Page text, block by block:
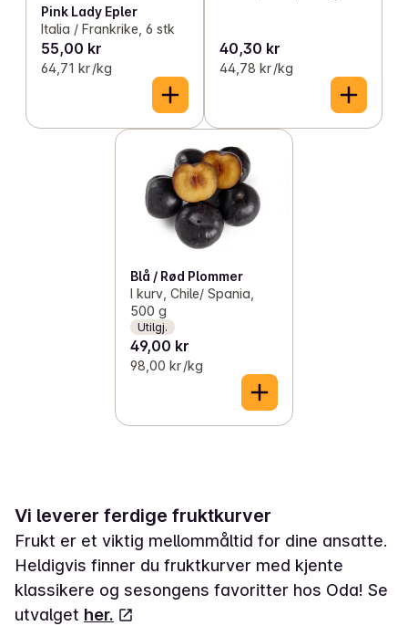
Pink Lady Epler
Italia / Frankrike, 6 stk
55,00 kr
64,71 kr /kg
40,30 kr
44,78 kr /kg
Blå / Rød Plommer
I kurv, Chile/ Spania,
500 g
Utilgj.
49,00 kr
98,00 kr /kg
Vi leverer ferdige fruktkurver
Frukt er et viktig mellommåltid for dine ansatte.
Heldigvis finner du fruktkurver med kjente
klassikere og sesongens favoritter hos Oda! Se
utvalget her.